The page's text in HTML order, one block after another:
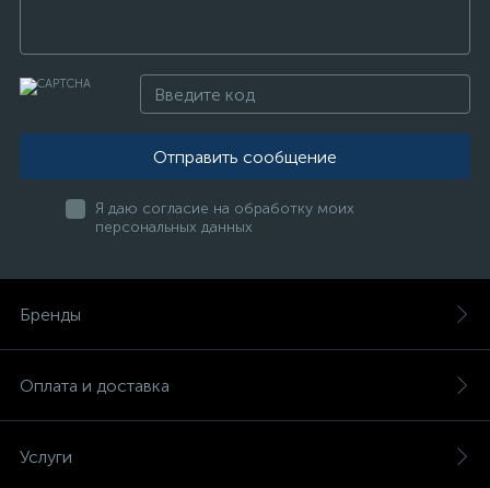
Отправить сообщение
Я даю согласие на обработку моих
персональных данных
Бренды
Оплата и доставка
Услуги